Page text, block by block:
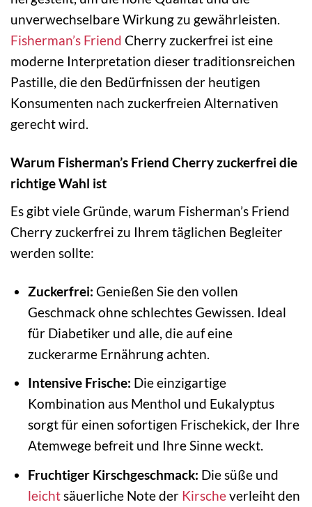
unverwechselbare Wirkung zu gewährleisten.
Fisherman’s Friend Cherry zuckerfrei ist eine
moderne Interpretation dieser traditionsreichen
Pastille, die den Bedürfnissen der heutigen
Konsumenten nach zuckerfreien Alternativen
gerecht wird.
Warum Fisherman’s Friend Cherry zuckerfrei die
richtige Wahl ist
Es gibt viele Gründe, warum Fisherman’s Friend
Cherry zuckerfrei zu Ihrem täglichen Begleiter
werden sollte:
Zuckerfrei: Genießen Sie den vollen
Geschmack ohne schlechtes Gewissen. Ideal
für Diabetiker und alle, die auf eine
zuckerarme Ernährung achten.
Intensive Frische: Die einzigartige
Kombination aus Menthol und Eukalyptus
sorgt für einen sofortigen Frischekick, der Ihre
Atemwege befreit und Ihre Sinne weckt.
Fruchtiger Kirschgeschmack: Die süße und
leichtsäuerliche Note der Kirscheverleiht den